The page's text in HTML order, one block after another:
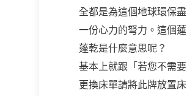
全都是為這個地球環保盡
一份心力的弩力。這個蓮
蓬乾是什麼意思呢？
基本上就跟「若您不需要
更換床單請將此牌放置床